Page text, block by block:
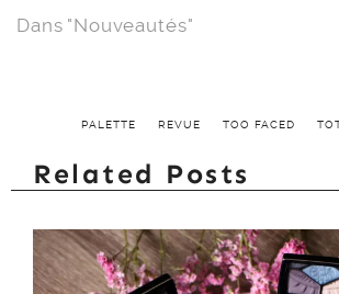
Dans "Nouveautés"
PALETTE REVUE TOO FACED
Related Posts